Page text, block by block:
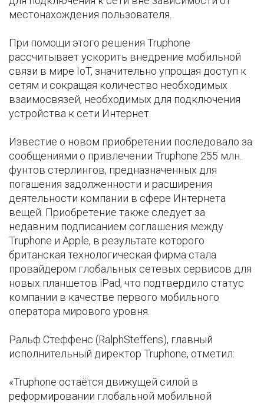
местонахождения пользователя.
При помощи этого решения Truphone
рассчитывает ускорить внедрение мобильной
связи в мире IoT, значительно упрощая доступ к
сетям и сокращая количество необходимых
взаимосвязей, необходимых для подключения
устройства к сети Интернет.
Известие о новом приобретении последовало за
сообщениями о привлечении Truphone 255 млн.
фунтов стерлингов, предназначенных для
погашения задолженности и расширения
деятельности компании в сфере Интернета
вещей. Приобретение также следует за
недавним подписанием соглашения между
Truphone и Apple, в результате которого
британская технологическая фирма стала
провайдером глобальных сетевых сервисов для
новых планшетов iPad, что подтвердило статус
компании в качестве первого мобильного
оператора мирового уровня.
Ральф Стеффенс (RalphSteffens), главный
исполнительный директор Truphone, отметил:
«Truphone остаётся движущей силой в
реформировании глобальной мобильной